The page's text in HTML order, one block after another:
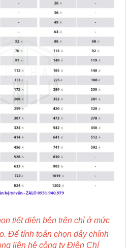
tiết diện bên trên chỉ ở mức
Để tính toán chọn dây chính
liên hệ công ty Điện Chí